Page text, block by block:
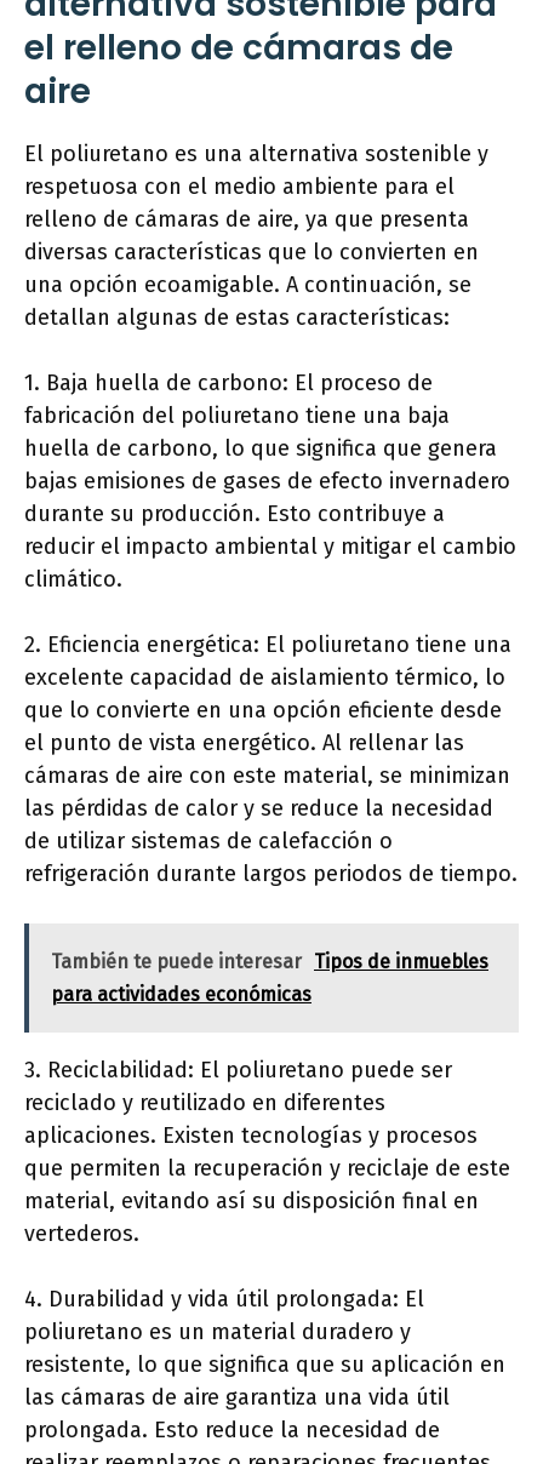
el relleno de cámaras de
aire
El poliuretano es una alternativa sostenible y
respetuosa con el medio ambiente para el
relleno de cámaras de aire, ya que presenta
diversas características que lo convierten en
una opción ecoamigable. A continuación, se
detallan algunas de estas características:
1. Baja huella de carbono: El proceso de
fabricación del poliuretano tiene una baja
huella de carbono, lo que significa que genera
bajas emisiones de gases de efecto invernadero
durante su producción. Esto contribuye a
reducir el impacto ambiental y mitigar el cambio
climático.
2. Eficiencia energética: El poliuretano tiene una
excelente capacidad de aislamiento térmico, lo
que lo convierte en una opción eficiente desde
el punto de vista energético. Al rellenar las
cámaras de aire con este material, se minimizan
las pérdidas de calor y se reduce la necesidad
de utilizar sistemas de calefacción o
refrigeración durante largos periodos de tiempo.
También te puede interesar Tipos de inmuebles
para actividades económicas
3. Reciclabilidad: El poliuretano puede ser
reciclado y reutilizado en diferentes
aplicaciones. Existen tecnologías y procesos
que permiten la recuperación y reciclaje de este
material, evitando así su disposición final en
vertederos.
4. Durabilidad y vida útil prolongada: El
poliuretano es un material duradero y
resistente, lo que significa que su aplicación en
las cámaras de aire garantiza una vida útil
prolongada. Esto reduce la necesidad de